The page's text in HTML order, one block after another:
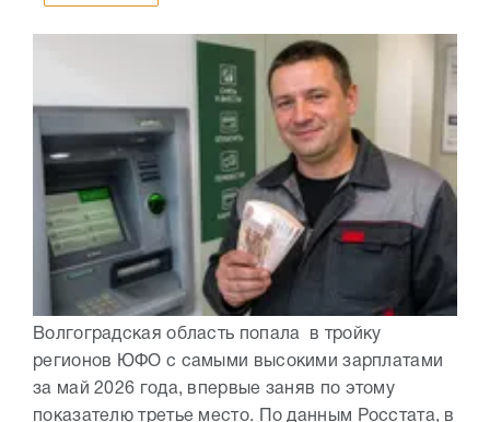
Волгоградская область попала в тройку
регионов ЮФО с самыми высокими зарплатами
за май 2026 года, впервые заняв по этому
показателю третье место. По данным Росстата, в